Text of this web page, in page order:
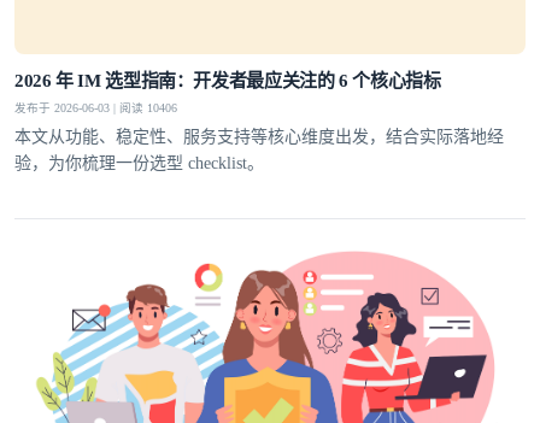
2026 年 IM 选型指南：开发者最应关注的 6 个核心指标
发布于 2026-06-03 | 阅读 10406
本文从功能、稳定性、服务支持等核心维度出发，结合实际落地经
验，为你梳理一份选型 checklist。